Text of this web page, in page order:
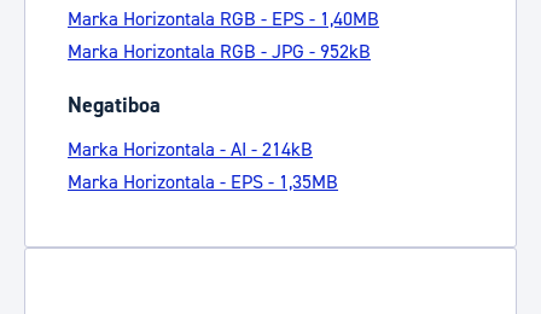
Marka Horizontala RGB - EPS - 1,40MB
Marka Horizontala RGB - JPG - 952kB
Negatiboa
Marka Horizontala - AI - 214kB
Marka Horizontala - EPS - 1,35MB